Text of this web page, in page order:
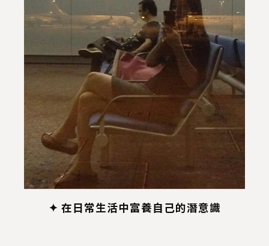
✦ 在日常生活中富養自己的潛意識